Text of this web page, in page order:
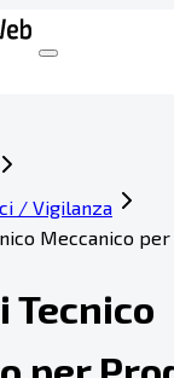
/ Vigilanza
Meccanico
Tecnico